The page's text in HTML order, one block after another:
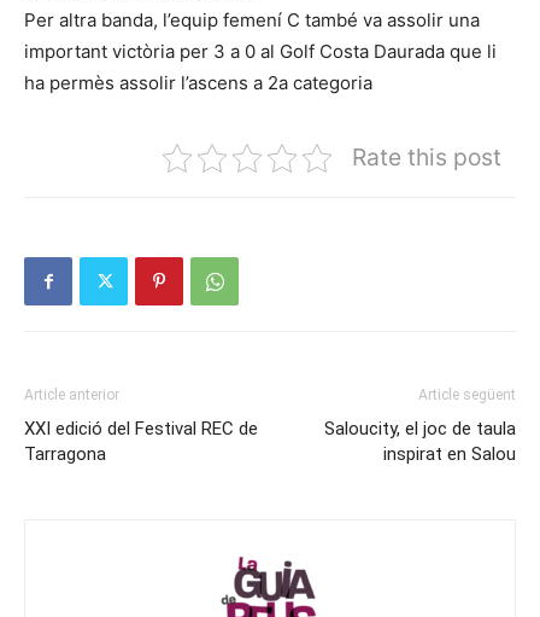
Per altra banda, l’equip femení C també va assolir una
important victòria per 3 a 0 al Golf Costa Daurada que li
ha permès assolir l’ascens a 2a categoria
Rate this post
Article anterior
XXI edició del Festival REC de
Tarragona
Article següent
Saloucity, el joc de taula
inspirat en Salou